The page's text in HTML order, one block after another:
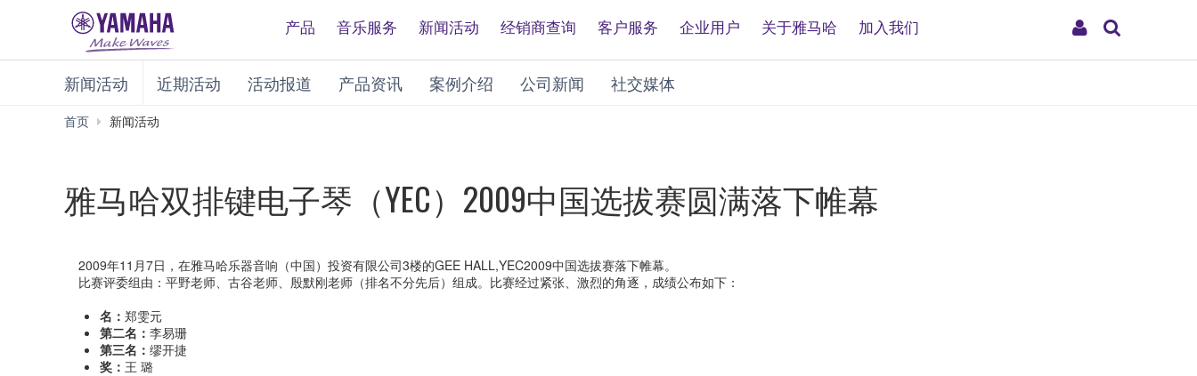
My
产品 音乐服务 新闻活动 经销商查询 客户服务 企业用户 关于雅马哈 加入我们
新闻活动 近期活动 活动报道 产品资讯 案例介绍 公司新闻 社交媒体
首页 新闻活动
雅马哈双排键电子琴（YEC）2009中国选拔赛圆满落下帷幕
2009年11月7日，在雅马哈乐器音响（中国）投资有限公司3楼的GEE HALL,YEC2009中国选拔赛落下帷幕。
比赛评委组由：平野老师、古谷老师、殷默刚老师（排名不分先后）组成。比赛经过紧张、激烈的角逐，成绩公布如下：
名： 郑雯元
第二名： 李易珊
第三名： 缪开捷
奖： 王 璐